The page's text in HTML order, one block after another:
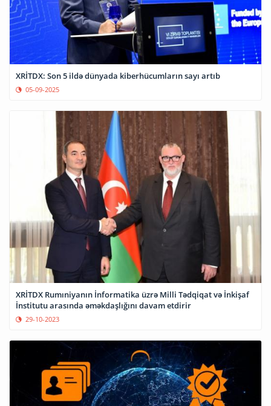
XRİTDX: Son 5 ildə dünyada kiberhücumların sayı artıb
05-09-2025
XRİTDX Rumıniyanın İnformatika üzrə Milli Tədqiqat və İnkişaf
İnstitutu arasında əməkdaşlığını davam etdirir
29-10-2023